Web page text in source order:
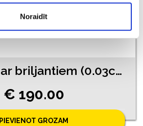
Noraidīt
Gredzens ar briljantiem (0.03ct), smaragdu (0.05ct) 710-1261
€ 190.00
PIEVIENOT GROZAM